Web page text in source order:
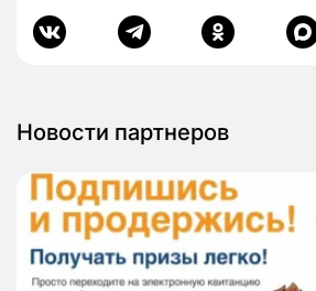
Новости партнеров